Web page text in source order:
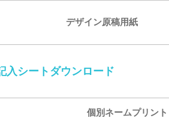
デザイン原稿用紙
入シートダウンロード
個別ネームプリン